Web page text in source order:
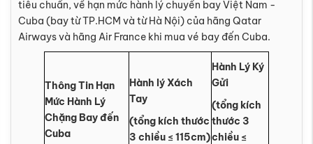
tiêu chuẩn, về hạn mức hành lý chuyến bay Việt Nam -
Cuba (bay từ TP.HCM và từ Hà Nội) của hãng Qatar
Airways và hãng Air France khi mua vé bay đến Cuba.
Thông Tin Hạn
Mức Hành Lý
Chặng Bay đến
Cuba
Hành lý Xách
Tay
(tổng kích thước
3 chiều ≤ 115cm)
Hành Lý Ký
Gửi
(tổng kích
thước 3
chiều ≤